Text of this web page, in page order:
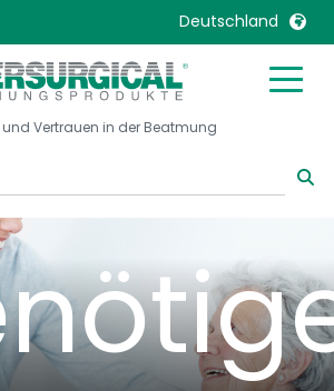
Deutschland
United Kingdom
United States
Belgique, Français
Canada, English
Canada, Français
China
Italia
Mexico
Nederlands
Norway
Vertrauen in der Beatmung